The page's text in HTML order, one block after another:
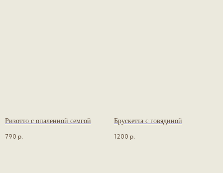
Ризотто с опаленной семгой
790 р.
Брускетта с говядиной
1200 р.